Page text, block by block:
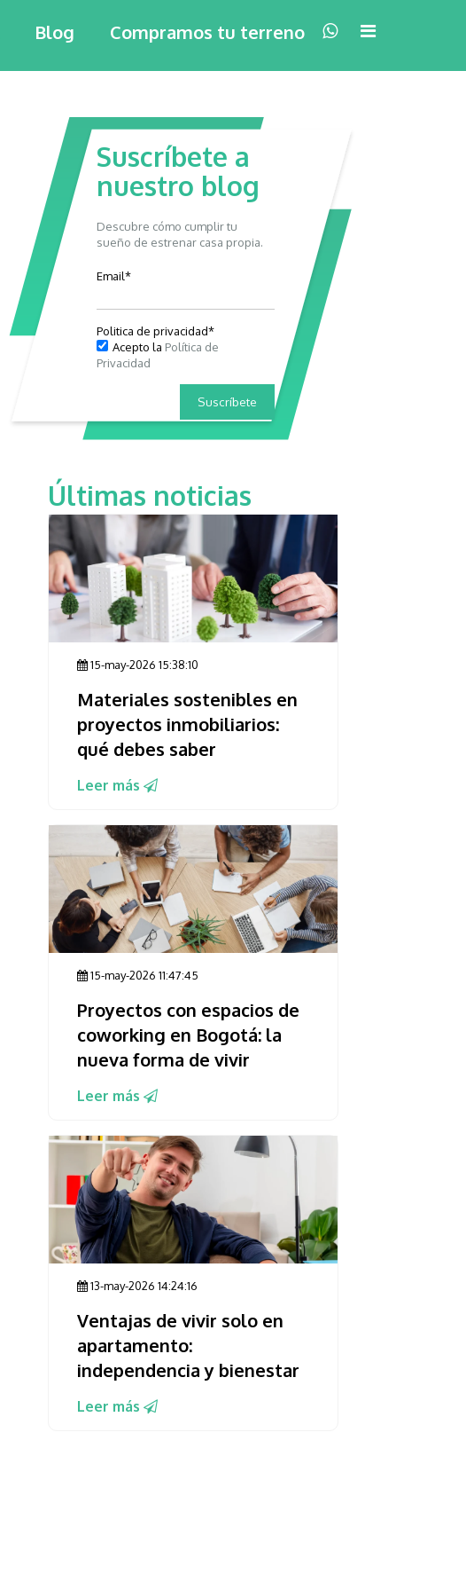
Blog Compramos tu terreno
Suscríbete a
nuestro blog
Descubre cómo cumplir tu
sueño de estrenar casa propia.
Email*
Politica de privacidad*
Acepto la Política de
Privacidad
Últimas noticias
15-may-2026 15:38:10
Materiales sostenibles en
proyectos inmobiliarios:
qué debes saber
Leer más
15-may-2026 11:47:45
Proyectos con espacios de
coworking en Bogotá: la
nueva forma de vivir
Leer más
13-may-2026 14:24:16
Ventajas de vivir solo en
apartamento:
independencia y bienestar
Leer más